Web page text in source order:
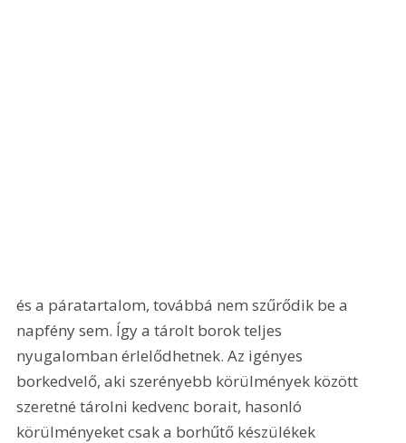
és a páratartalom, továbbá nem szűrődik be a
napfény sem. Így a tárolt borok teljes
nyugalomban érlelődhetnek. Az igényes
borkedvelő, aki szerényebb körülmények között
szeretné tárolni kedvenc borait, hasonló
körülményeket csak a borhűtő készülékek